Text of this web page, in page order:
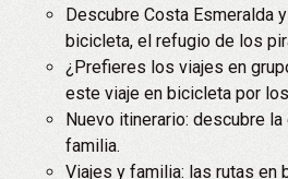
Descubre Costa Esmeralda
bicicleta, el refugio de los
¿Prefieres los viajes en
este viaje en bicicleta por
Nuevo itinerario: descubre la
familia.
Viajes y familia: las rutas en